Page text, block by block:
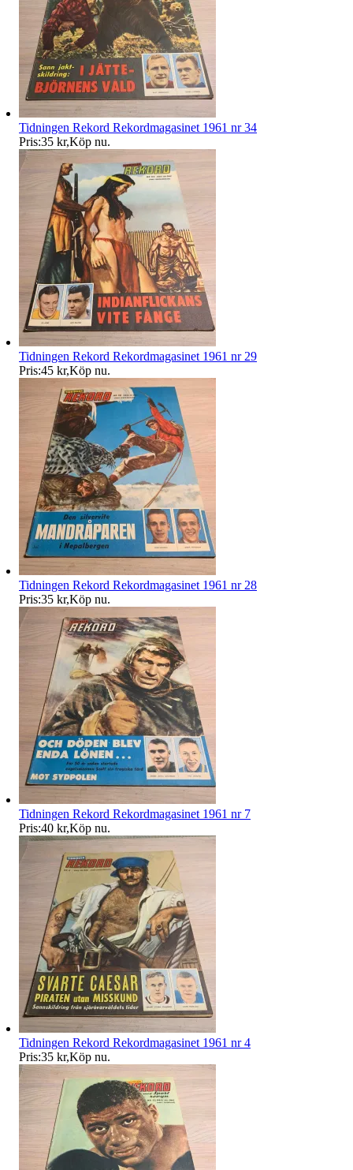
Tidningen Rekord Rekordmagasinet 1961 nr 34
Pris:35 kr,Köp nu.
Tidningen Rekord Rekordmagasinet 1961 nr 29
Pris:45 kr,Köp nu.
Tidningen Rekord Rekordmagasinet 1961 nr 28
Pris:35 kr,Köp nu.
Tidningen Rekord Rekordmagasinet 1961 nr 7
Pris:40 kr,Köp nu.
Tidningen Rekord Rekordmagasinet 1961 nr 4
Pris:35 kr,Köp nu.